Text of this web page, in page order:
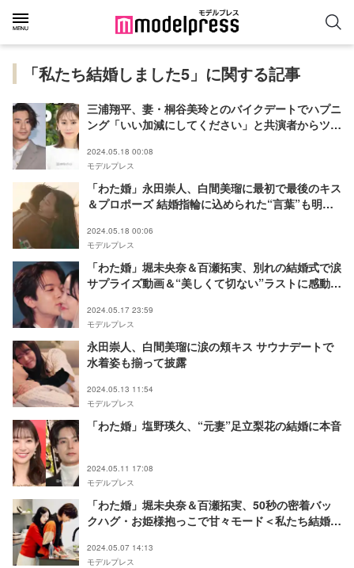
「私たち結婚しました5」に関する記事
三浦翔平、妻・桐谷美玲とのバイクデートでハプニ
ング「いい加減にしてください」と共演者からツッ
2024.05.18 00:08
モデルプレス
「わた婚」永田崇人、白間美瑠に最初で最後のキス
＆プロポーズ 結婚指輪に込められた“言葉”も明ら
2024.05.18 00:06
モデルプレス
「わた婚」堀未央奈＆百瀬拓実、別れの結婚式で涙
サプライズ動画＆“美しくて切ない”ラストに感動の
2024.05.17 23:59
モデルプレス
永田崇人、白間美瑠に涙の頬キス サウナデートで
水着姿も揃って披露
2024.05.13 11:54
モデルプレス
「わた婚」塩野瑛久、“元妻”足立梨花の結婚に本音
2024.05.11 17:08
モデルプレス
「わた婚」堀未央奈＆百瀬拓実、50秒の密着バッ
クハグ・お姫様抱っこで甘々モード＜私たち結婚し
2024.05.07 14:13
モデルプレス